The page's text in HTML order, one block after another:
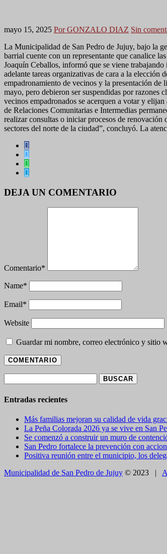
mayo 15, 2025 Por GONZALO DIAZ Sin
La Municipalidad de San Pedro de Jujuy, bajo la
barrial cuente con un representante que canalice
Joaquín Ceballos, informó que se viene
adelante tareas organizativas de cara a la
empadronamiento de vecinos y la presentación de
mayo, pero debieron ser suspendidas por razones
vecinos empadronados se acerquen a votar y
de Relaciones Comunitarias e Intermedias
realizar consultas o iniciar procesos de
sectores del norte de la ciudad”, concluyó. La
DEJA UN COMENTARIO
Comentario*
Name*
Email*
Website
Guardar mi nombre, correo electrónico y sitio
Entradas recientes
Más familias mejoran su calidad de vida
La Peña Colorada 2026 ya se vive en San
Se comenzó a construir un muro de
San Pedro fortalece la prevención con
Positiva reunión entre el municipio, los
Municipalidad de San Pedro de Jujuy © 2023 |